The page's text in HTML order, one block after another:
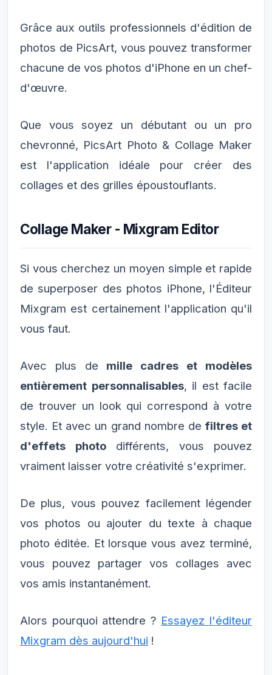
Grâce aux outils professionnels d'édition de
photos de PicsArt, vous pouvez transformer
chacune de vos photos d'iPhone en un chef-
d'œuvre.
Que vous soyez un débutant ou un pro
chevronné, PicsArt Photo & Collage Maker
est l'application idéale pour créer des
collages et des grilles époustouflants.
Collage Maker - Mixgram Editor
Si vous cherchez un moyen simple et rapide
de superposer des photos iPhone, l'Éditeur
Mixgram est certainement l'application qu'il
vous faut.
Avec plus de mille cadres et modèles
entièrement personnalisables, il est facile
de trouver un look qui correspond à votre
style. Et avec un grand nombre de filtres et
d'effets photodifférents, vous pouvez
vraiment laisser votre créativité s'exprimer.
De plus, vous pouvez facilement légender
vos photos ou ajouter du texte à chaque
photo éditée. Et lorsque vous avez terminé,
vous pouvez partager vos collages avec
vos amis instantanément.
Alors pourquoi attendre ? Essayez l'éditeur
Mixgram dès aujourd'hui !